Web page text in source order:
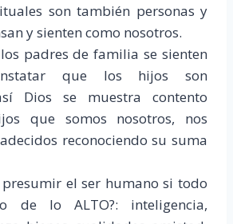
son también personas y
y sienten como nosotros.
padres de familia se sienten
que los hijos son
Dios se muestra contento
que somos nosotros, nos
reconociendo su suma
el ser humano si todo
de lo ALTO?: inteligencia,